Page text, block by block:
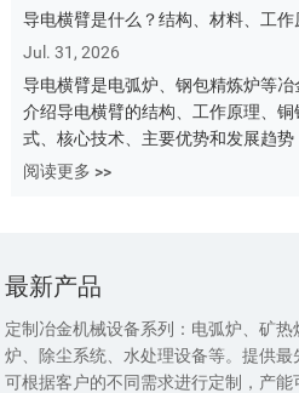
导电横臂是什么？结构、材料、工
Jul. 31, 2026
导电横臂是电弧炉、钢包精炼炉等
介绍导电横臂的结构、工作原理、
式、核心技术、主要优势和发展趋势
阅读更多 >>
最新产品
定制冶金机械设备系列：电弧炉、矿
炉、除尘系统、水处理设备等。提供
可根据客户的不同需求进行定制，产能